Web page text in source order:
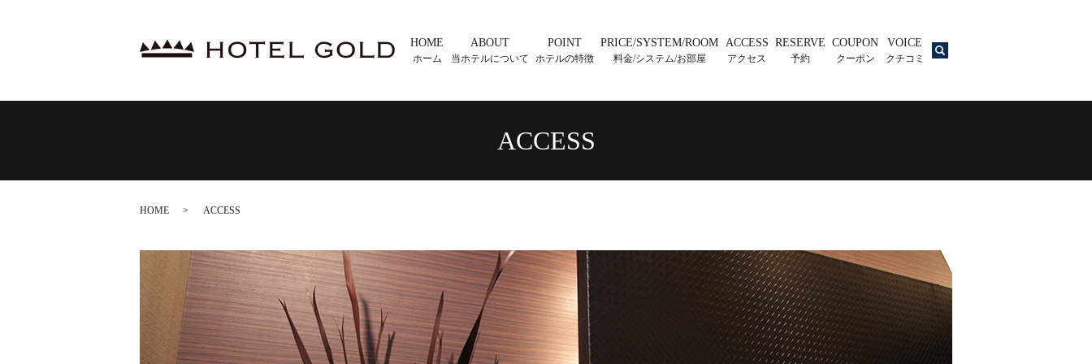
HOME
ホーム
ABOUT
当ホテルについて
POINT
ホテルの特徴
PRICE/SYSTEM/ROOM
料金/システム/お部屋
ACCESS
アクセス
RESERVE
予約
COUPON
クーポン
VOICE
クチコミ
ACCESS
HOME ACCESS